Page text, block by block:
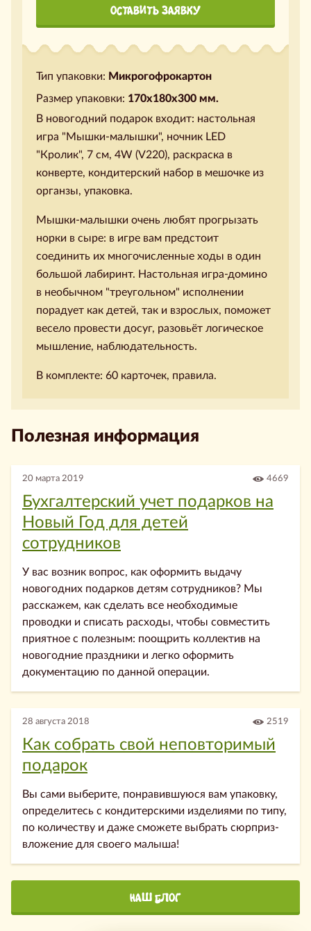
ОСТАВИТЬ ЗАЯВКУ
Тип упаковки: Микрогофрокартон
Размер упаковки: 170х180х300 мм.
В новогодний подарок входит: настольная
игра "Мышки-малышки", ночник LED
"Кролик", 7 см, 4W (V220), раскраска в
конверте, кондитерский набор в мешочке из
органзы, упаковка.
Мышки-малышки очень любят прогрызать
норки в сыре: в игре вам предстоит
соединить их многочисленные ходы в один
большой лабиринт. Настольная игра-домино
в необычном "треугольном" исполнении
порадует как детей, так и взрослых, поможет
весело провести досуг, разовьёт логическое
мышление, наблюдательность.
В комплекте: 60 карточек, правила.
Полезная информация
20 марта 2019 4669
Бухгалтерский учет подарков на
Новый Год для детей
сотрудников
У вас возник вопрос, как оформить выдачу
новогодних подарков детям сотрудников? Мы
расскажем, как сделать все необходимые
проводки и списать расходы, чтобы совместить
приятное с полезным: поощрить коллектив на
новогодние праздники и легко оформить
документацию по данной операции.
28 августа 2018 2519
Как собрать свой неповторимый
подарок
Вы сами выберите, понравившуюся вам упаковку,
определитесь с кондитерскими изделиями по типу,
по количеству и даже сможете выбрать сюрприз-
вложение для своего малыша!
НАШ БЛОГ